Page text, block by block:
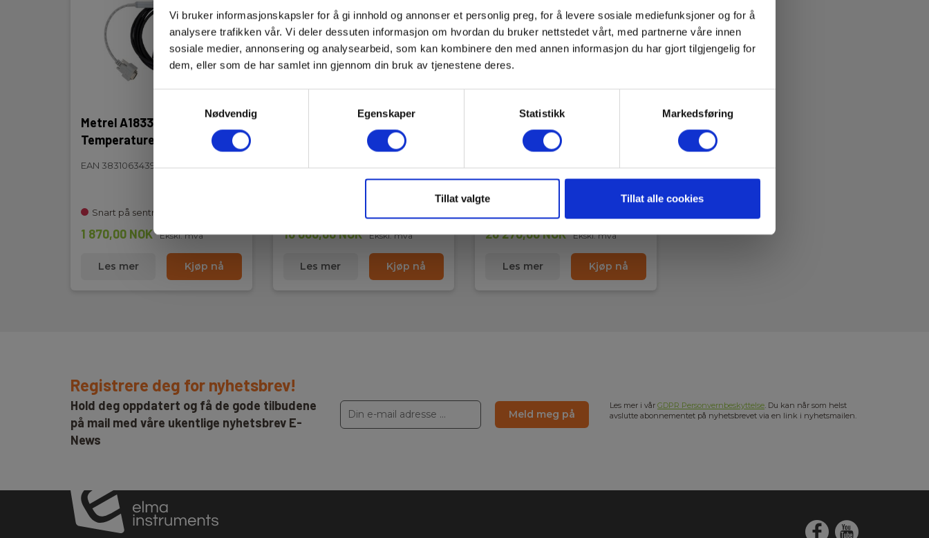
Vi bruker informasjonskapsler for å gi innhold og annonser et personlig preg, for å levere sosiale mediefunksjoner og for å
analysere trafikken vår. Vi deler dessuten informasjon om hvordan du bruker nettstedet vårt, med partnerne våre innen
sosiale medier, annonsering og analysearbeid, som kan kombinere den med annen informasjon du har gjort tilgjengelig for
dem, eller som de har samlet inn gjennom din bruk av tjenestene deres.
Nødvendig
Egenskaper Statistikk Markedsføring
Tillat valgte Tillat alle cookies
Metrel A1833 PV
Temperatureprobe
EAN 3831063439905
Snart på sentrallager
1 870,00 NOK Ekskl. mva
Les mer Kjøp nå
Metrel MI3109 Eurotest PV
Lite - standard
EAN 3831063439271
16 000,00 NOK Ekskl. mva
Les mer Kjøp nå
Oppgradering av MI3109 fra
Standard til PRO
EAN 5706445481484
26 270,00 NOK Ekskl. mva
Les mer Kjøp nå
Registrere deg for nyhetsbrev!
Hold deg oppdatert og få de gode tilbudene
på mail med våre ukentlige nyhetsbrev E-
News
Meld meg på
Les mer i vår GDPR Personvernbeskyttelse. Du kan når som helst
avslutte abonnementet på nyhetsbrevet via en link i nyhetsmailen.